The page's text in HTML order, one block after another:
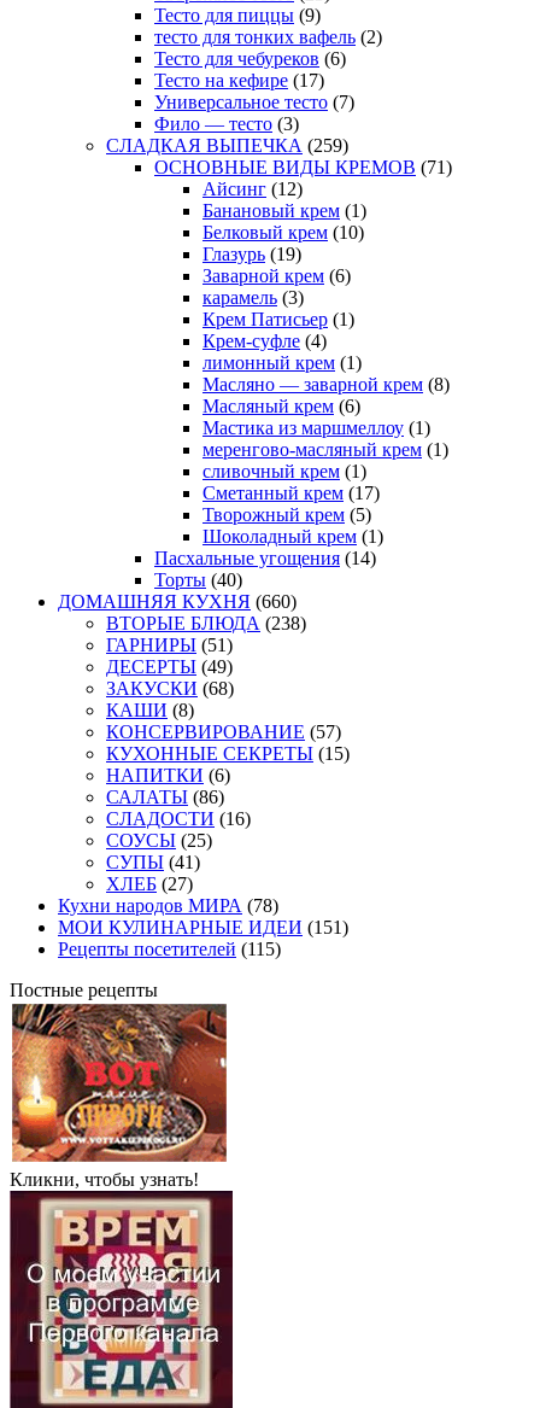
Тесто для пиццы (9)
тесто для тонких вафель (2)
Тесто для чебуреков (6)
Тесто на кефире (17)
Универсальное тесто (7)
Фило — тесто (3)
СЛАДКАЯ ВЫПЕЧКА (259)
ОСНОВНЫЕ ВИДЫ КРЕМОВ (71)
Айсинг (12)
Банановый крем (1)
Белковый крем (10)
Глазурь (19)
Заварной крем (6)
карамель (3)
Крем Патисьер (1)
Крем-суфле (4)
лимонный крем (1)
Масляно — заварной крем (8)
Масляный крем (6)
Мастика из маршмеллоу (1)
меренгово-масляный крем (1)
сливочный крем (1)
Сметанный крем (17)
Творожный крем (5)
Шоколадный крем (1)
Пасхальные угощения (14)
Торты (40)
ДОМАШНЯЯ КУХНЯ (660)
ВТОРЫЕ БЛЮДА (238)
ГАРНИРЫ (51)
ДЕСЕРТЫ (49)
ЗАКУСКИ (68)
КАШИ (8)
КОНСЕРВИРОВАНИЕ (57)
КУХОННЫЕ СЕКРЕТЫ (15)
НАПИТКИ (6)
САЛАТЫ (86)
СЛАДОСТИ (16)
СОУСЫ (25)
СУПЫ (41)
ХЛЕБ (27)
Кухни народов МИРА (78)
МОИ КУЛИНАРНЫЕ ИДЕИ (151)
Рецепты посетителей (115)
Постные рецепты
Кликни, чтобы узнать!